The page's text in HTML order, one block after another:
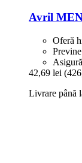
Avril
Oferă
42,69 lei
Livrare până